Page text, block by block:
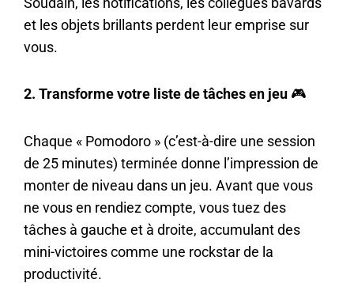
et les objets brillants perdent leur emprise sur
vous.
2. Transforme votre liste de tâches en jeu 🎮
Chaque « Pomodoro » (c’est-à-dire une session
de 25 minutes) terminée donne l’impression de
monter de niveau dans un jeu. Avant que vous
ne vous en rendiez compte, vous tuez des
tâches à gauche et à droite, accumulant des
mini-victoires comme une rockstar de la
productivité.